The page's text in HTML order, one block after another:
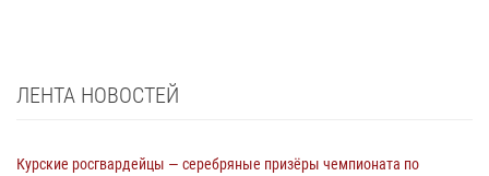
ЛЕНТА НОВОСТЕЙ
Курские росгвардейцы — серебряные призёры чемпионата по